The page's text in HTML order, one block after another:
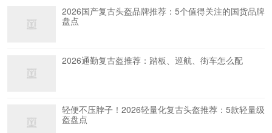
2026国产复古头盔品牌推荐：5个值得关注的国货品牌
盘点
2026通勤复古盔推荐：踏板、巡航、街车怎么配
轻便不压脖子！2026轻量化复古头盔推荐：5款轻量级
盔盘点